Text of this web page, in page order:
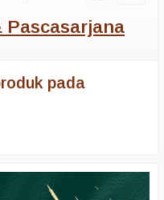
Pascasarjana
pada